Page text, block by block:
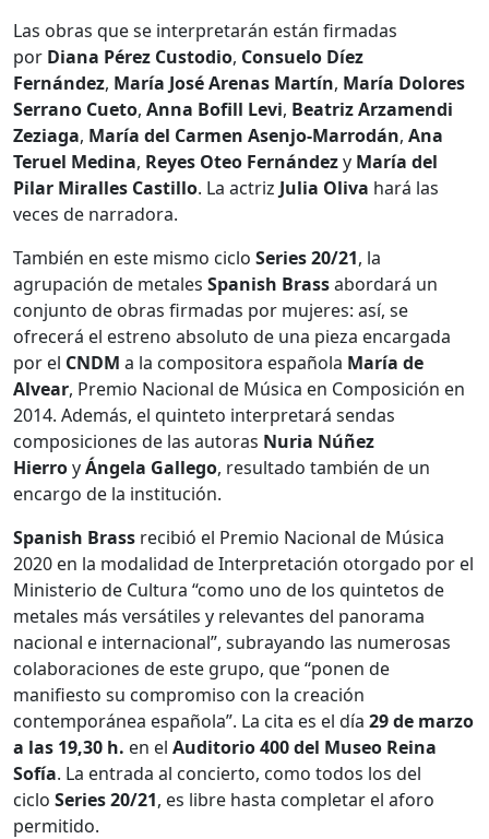
Las obras que se interpretarán están firmadas
por Diana Pérez Custodio, Consuelo Díez
Fernández, María José Arenas Martín, María Dolores
Serrano Cueto, Anna Bofill Levi, Beatriz Arzamendi
Zeziaga, María del Carmen Asenjo-Marrodán, Ana
Teruel Medina, Reyes Oteo Fernándezy María del
Pilar Miralles Castillo. La actriz Julia Oliva hará las
veces de narradora.
También en este mismo ciclo Series 20/21, la
agrupación de metales Spanish Brassabordará un
conjunto de obras firmadas por mujeres: así, se
ofrecerá el estreno absoluto de una pieza encargada
por el CNDM a la compositora española María de
Alvear, Premio Nacional de Música en Composición en
2014. Además, el quinteto interpretará sendas
composiciones de las autoras Nuria Núñez
HierroyÁngela Gallego, resultado también de un
encargo de la institución.
Spanish Brass recibió el Premio Nacional de Música
2020 en la modalidad de Interpretación otorgado por el
Ministerio de Cultura “como uno de los quintetos de
metales más versátiles y relevantes del panorama
nacional e internacional”, subrayando las numerosas
colaboraciones de este grupo, que “ponen de
manifiesto su compromiso con la creación
contemporánea española”. La cita es el día 29 de marzo
a las 19,30 h. en el Auditorio 400 del Museo Reina
Sofía. La entrada al concierto, como todos los del
ciclo Series 20/21, es libre hasta completar el aforo
permitido.